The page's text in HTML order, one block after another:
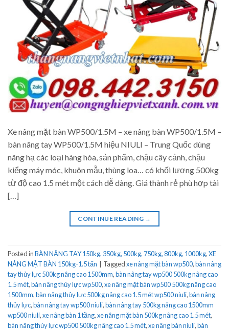
Xe nâng mặt bàn WP500/1.5M – xe nâng bàn WP500/1.5M –
bàn nâng tay WP500/1.5M hiệu NIULI – Trung Quốc dùng
nâng hạ các loại hàng hóa, sản phẩm, chậu cây cảnh, chậu
kiểng máy móc, khuôn mẫu, thùng loa… có khối lượng 500kg
từ độ cao 1.5 mét một cách dễ dàng. Giá thành rẻ phù hợp tài
[…]
CONTINUE READING →
Posted inBÀN NÂNG TAY 150kg, 350kg, 500kg, 750kg, 800kg, 1000kg,XE
NÂNG MẶT BÀN 150kg-1.5 tấn
Taggedxe nâng mặt bàn wp500,bàn nâng
tay thủy lực 500kg nâng cao 1500mm,bàn nâng tay wp500 500kg nâng cao
1.5 mét,bàn nâng thủy lực wp500,xe nâng mặt bàn wp500 500kg nâng cao
1500mm,bàn nâng thủy lực 500kg nâng cao 1.5 mét wp500 niuli,bàn nâng
thủy lực,bàn nâng tay wp500 niuli,bàn nâng tay 500kg nâng cao 1500mm
wp500 niuli,xe nâng bàn 1 tầng,xe nâng mặt bàn 500kg nâng cao 1.5 mét,
bàn nâng thủy lực wp500 500kg nâng cao 1.5 mét,xe nâng bàn niuli,bàn